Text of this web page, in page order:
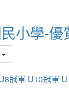
小學-優
冠軍 U10冠軍